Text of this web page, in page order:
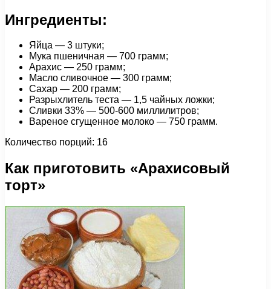
Ингредиенты:
Яйца — 3 штуки;
Мука пшеничная — 700 грамм;
Арахис — 250 грамм;
Масло сливочное — 300 грамм;
Сахар — 200 грамм;
Разрыхлитель теста — 1,5 чайных ложки;
Сливки 33% — 500-600 миллилитров;
Вареное сгущенное молоко — 750 грамм.
Количество порций: 16
Как приготовить «Арахисовый
торт»